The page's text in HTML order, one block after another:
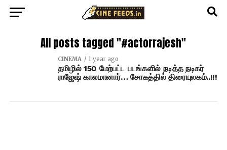
All posts tagged "#actorrajesh"
CINEMA 1 year ago
தமிழில் 150 மேற்பட்ட படங்களில் நடித்த நடிகர்
ராஜேஷ் காலமானார்… சோகத்தில் திரையுலகம்..!!!